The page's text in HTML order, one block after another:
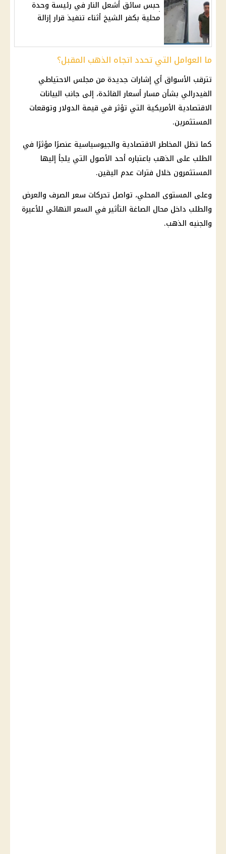
حبس سائق أشعل النار في رئيسة وحدة
محلية بكفر الشيخ أثناء تنفيذ قرار إزالة
ما العوامل التي تحدد اتجاه الذهب المقبل؟
تترقب الأسواق أي إشارات جديدة من مجلس الاحتياطي
الفيدرالي بشأن مسارأسعار الفائدة، إلى جانب البيانات
الاقتصادية الأمريكية التي تؤثر في قيمة الدولاروتوقعات
المستثمرين.
كما تظل المخاطر الاقتصادية والجيوسياسية عنصرًا مؤثرًا في
الطلب على الذهب باعتباره أحد الأصول التي يلجأ إليها
المستثمرون خلال فترات عدم اليقين.
وعلى المستوى المحلي، تواصل تحركات سعر الصرف والعرض
والطلب داخل محال الصاغة التأثير في السعر النهائي للأعيرة
والجنيه الذهب.